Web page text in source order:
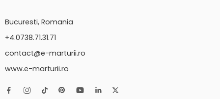
Bucuresti, Romania
+4.0738.71.31.71
contact@e-marturii.ro
www.e-marturii.ro